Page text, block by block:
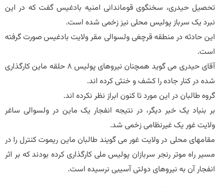
تحصیل حیدری، سخنگوی قوماندانی امنیه بادغیس گفت که در این
نبرد یک سرباز پولیس محلی نیز زخمی شده است.
این حادثه در منطقه قرچغی ولسوالی مقر ولایت بادغیس صورت گرفته
است.
آقای حیدری می گوید همچنان نیروهای پولیس ۸ حلقه ماین کارگذاری
شده در کنار جاده را کشف و خنثی کرده اند.
گروه طالبان در این مورد تا کنون ابراز نظر نکرده اند.
بر بنیاد یک خبر دیگر، در نتیجه انفجار یک ماین در ولسوالی ساغر
ولایت غور یک غیرنظامی زخمی شد.
مقامهای محلی در ولایت غور می گویند طالبان ماین ریموت کنترل را در
مسیر راه موتر رنجر سربازان پولیس ملی کارگذاری کرده بودند که بر اثر
انفجار آن به نیروهای دولتی آسیبی نرسیده است.